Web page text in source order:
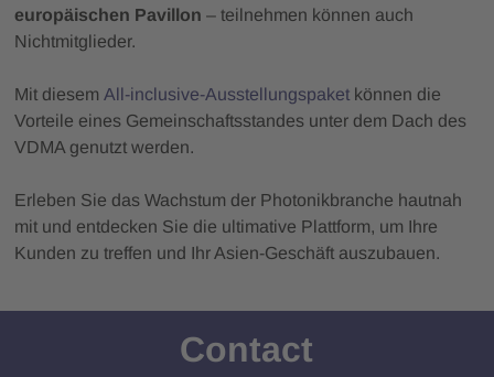
europäischen Pavillon – teilnehmen können auch
Nichtmitglieder.
Mit diesemAll-inclusive-Ausstellungspaket können die
Vorteile eines Gemeinschaftsstandes unter dem Dach des
VDMA genutzt werden.
Erleben Sie das Wachstum der Photonikbranche hautnah
mit und entdecken Sie die ultimative Plattform, um Ihre
Kunden zu treffen und Ihr Asien-Geschäft auszubauen.
Contact